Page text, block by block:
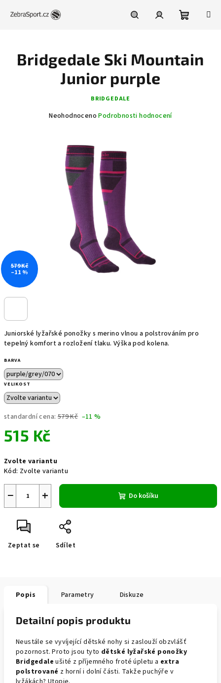
košík
Juniorské lyžařské ponožky s merino vlnou a polstrováním pro
tepelný komfort a rozložení tlaku. Výška pod kolena.
BARVA
VELIKOST
standardní cena: 579 Kč –11 %
515 Kč
cena:
Zvolte variantu
Kód: Zvolte variantu
+
− Do košíku
Zeptat se Sdílet
Bridgedale Ski Mountain
Junior purple
BRIDGEDALE
Průměrné
hvězdiček.
Neohodnoceno Podrobnosti hodnocení
579 Kč
–11 %
Popis Parametry Diskuze
Detailní popis produktu
Neustále se vyvíjející dětské nohy si zaslouží obzvlášť
pozornost. Proto jsou tyto dětské lyžařské ponožky
Bridgedale ušité z příjemného froté úpletu a extra
polstrované z horní i dolní části. Takže puchýře v